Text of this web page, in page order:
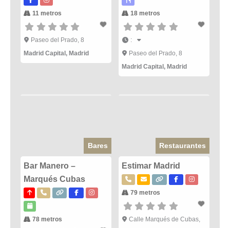
11 metros
Paseo del Prado, 8
Madrid Capital , Madrid
18 metros
:
Paseo del Prado, 8
Madrid Capital , Madrid
Bares
Bar Manero –
Marqués Cubas
78 metros
Restaurantes
Estimar Madrid
79 metros
Calle Marqués de Cubas,